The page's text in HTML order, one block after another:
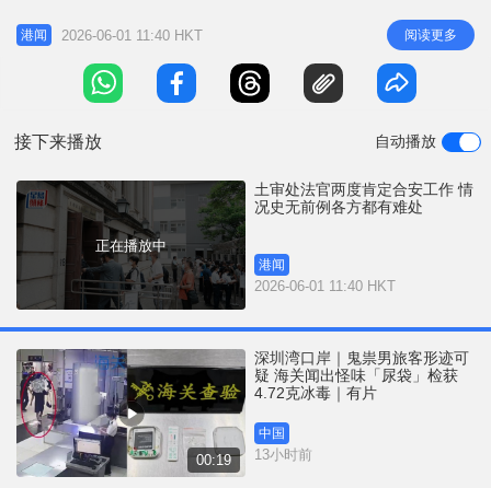
e
或电邮，另有383户完全没有任何联络资料，合安已
透过电话、土地注册资料、表格等方法收集联络资
料。此外，合安亦要核实嘱继承人身分，并已尝试联
络了至少8个场地，但均无法容纳预期的1,000人。因
港闻 2026-06-01 11:40 HKT 阅读更多
接下来播放 自动播放
正在播放中
土审处法官两度肯定合安工作 情
况史无前例各方都有难处
港闻
2026-06-01 11:40 HKT
00:19
深圳湾口岸｜鬼祟男旅客形迹可
疑 海关闻出怪味「尿袋」检获
4.72克冰毒｜有片
中国
13小时前